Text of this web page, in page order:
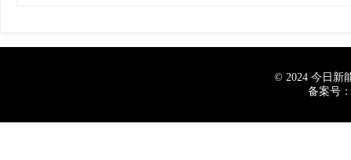
© 2024 今日新
备案号：